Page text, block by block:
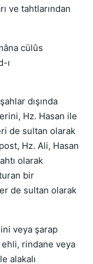
ve tahtlarından
cülûs
ı
dışında
Hz. Hasan ile
de sultan olarak
Hz. Ali, Hasan
olarak
bir
de sultan olarak
veya şarap
ehli, rindane veya
alakalı